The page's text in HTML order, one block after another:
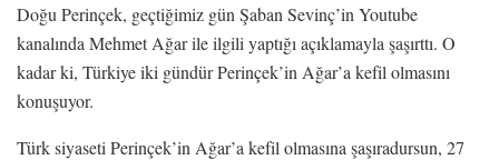
Doğu Perinçek, geçtiğimiz gün Şaban Sevinç’in Youtube
kanalında Mehmet Ağar ile ilgili yaptığı açıklamayla şaşırttı. O
kadar ki, Türkiye iki gündür Perinçek’in Ağar’a kefil olmasını
konuşuyor.
Türk siyaseti Perinçek’in Ağar’a kefil olmasına şaşıradursun, 27